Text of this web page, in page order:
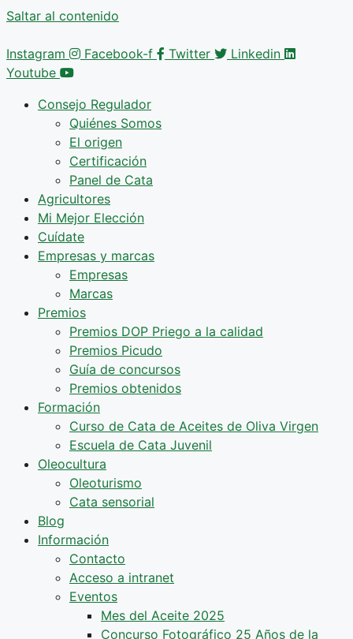
Saltar al contenido
Instagram Facebook-f Twitter
Linkedin
Youtube
Consejo Regulador
Quiénes Somos
El origen
Certificación
Panel de Cata
Agricultores
Mi Mejor Elección
Cuídate
Empresas y marcas
Empresas
Marcas
Premios
Premios DOP Priego a la calidad
Premios Picudo
Guía de concursos
Premios obtenidos
Formación
Curso de Cata de Aceites de Oliva Virgen
Escuela de Cata Juvenil
Oleocultura
Oleoturismo
Cata sensorial
Blog
Información
Contacto
Acceso a intranet
Eventos
Mes del Aceite 2025
Concurso Fotográfico 25 Años de la